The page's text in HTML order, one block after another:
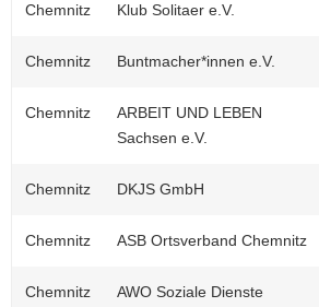
Chemnitz Klub Solitaer e.V.
Chemnitz Buntmacher*innen e.V.
Chemnitz
ARBEIT UND LEBEN
Sachsen e.V.
Chemnitz DKJS GmbH
Chemnitz ASB Ortsverband Chemnitz
Chemnitz
AWO Soziale Dienste